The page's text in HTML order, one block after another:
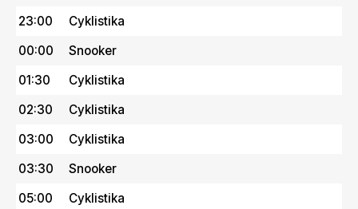
23:00
Cyklistika
00:00
Snooker
01:30
Cyklistika
02:30
Cyklistika
03:00
Cyklistika
03:30
Snooker
05:00
Cyklistika